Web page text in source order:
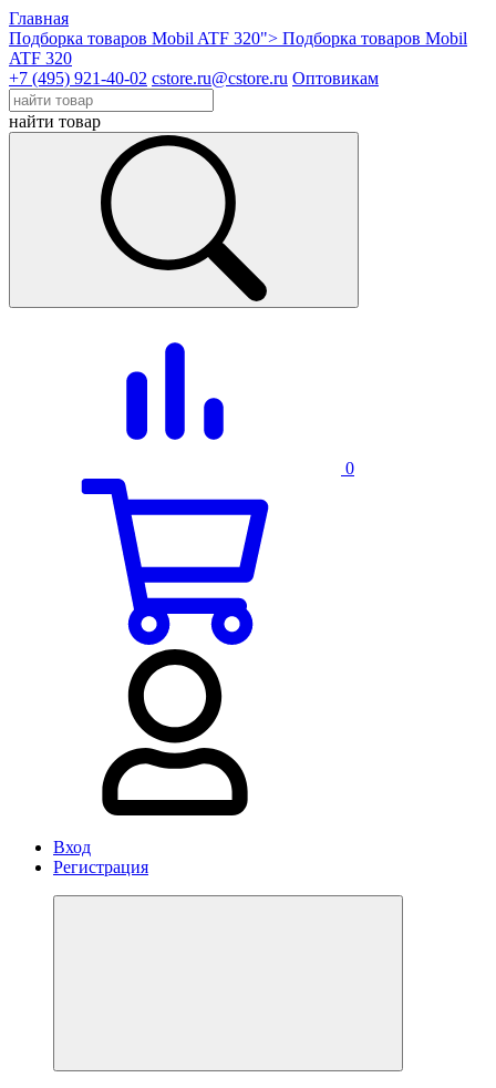
Главная
Подборка товаров Mobil ATF 320"> Подборка товаров Mobil
ATF 320
+7 (495) 921-40-02 cstore.ru@cstore.ru Оптовикам
найти товар
0
Вход
Регистрация